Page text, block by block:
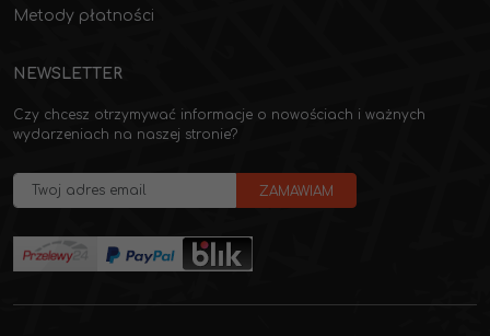
Metody płatności
NEWSLETTER
Czy chcesz otrzymywać informacje o nowościach i ważnych
wydarzeniach na naszej stronie?